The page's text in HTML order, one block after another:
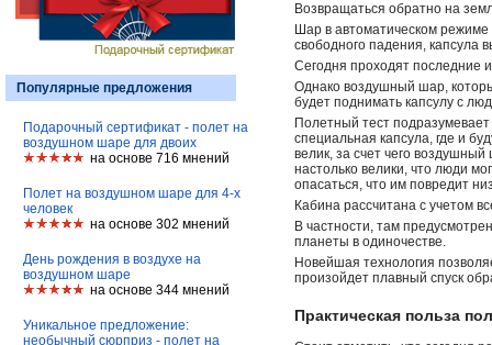
Популярные предложения
Подарочный сертификат - полет на
воздушном шаре для двоих
на основе 716 мнений
Полет на воздушном шаре для 4-х
человек
на основе 302 мнений
День рождения в воздухе на
воздушном шаре
на основе 344 мнений
Уникальное предложение:
необычный сюрприз - полет на
Возвращаться обратно на
Шар в автоматическом режиме
свободного падения, капсула
Сегодня проходят последние
Однако воздушный шар,
будет поднимать капсулу с
Полетный тест
специальная капсула, где и
велик, за счет чего
настолько велики, что люди
опасаться, что им повредит
Кабина рассчитана с учетом
В частности, там
планеты в одиночестве.
Новейшая технология
произойдет плавный спуск
Практическая польза